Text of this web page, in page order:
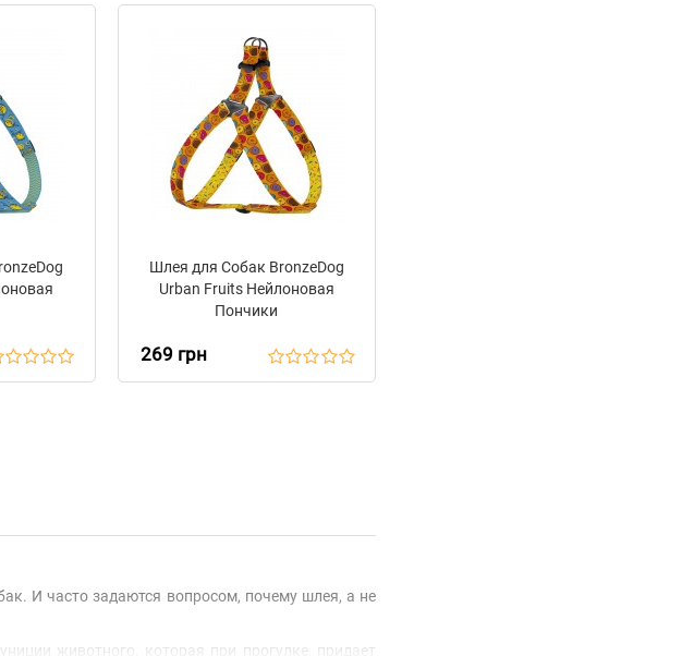
Шлея для Собак BronzeDog
Urban Fruits Нейлоновая
Пончики
269 грн
И часто задаются вопросом, почему шлея, а не
животного, которая при прогулке, придает